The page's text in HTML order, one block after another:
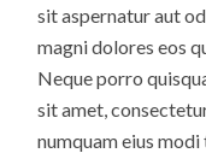
sit aspernatur aut
magni dolores eos
Neque porro
sit amet,
numquam eius